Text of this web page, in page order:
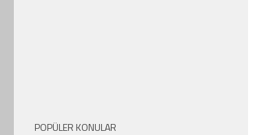
POPÜLER KONULAR